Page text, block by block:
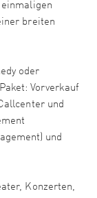
breiten
oder
Vorverkauf
und
und
Konzerten,